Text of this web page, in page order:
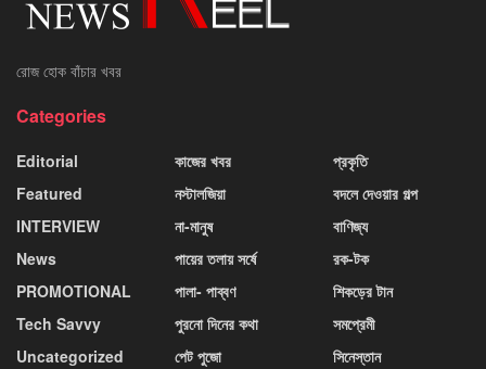
রোজ হোক বাঁচার খবর
Categories
Editorial
Featured
INTERVIEW
News
PROMOTIONAL
Tech Savvy
Uncategorized
কাজের খবর
নস্টালজিয়া
না-মানুষ
পায়ের তলায় সর্ষে
পালা- পাব্বণ
পুরনো দিনের কথা
পেট পুজো
প্রকৃতি
বদলে দেওয়ার গল্প
বাণিজ্য
রক-টক
শিকড়ের টান
সমপ্রেমী
সিনেস্তান